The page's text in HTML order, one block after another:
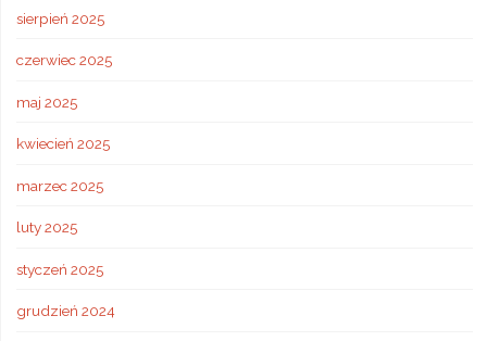
sierpień 2025
czerwiec 2025
maj 2025
kwiecień 2025
marzec 2025
luty 2025
styczeń 2025
grudzień 2024